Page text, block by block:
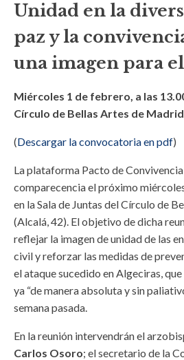
Unidad en la
paz y la
una imagen para
Miércoles 1 de febrero, a las
Círculo de Bellas Artes de Madrid
(Descargar la convocatoria en pdf)
La plataforma Pacto de
comparecencia el próximo
en la Sala de Juntas del Círculo de
(Alcalá, 42). El objetivo de dicha
reflejar la imagen de unidad de las
civil y reforzar las medidas de
el ataque sucedido en Algeciras,
ya “de manera absoluta y sin
semana pasada.
En la reunión intervendrán el
Carlos Osoro; el secretario de la